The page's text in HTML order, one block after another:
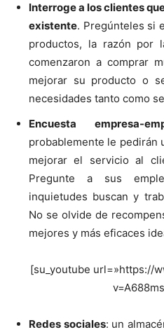
Interroge a los clientes
existente. Pregúnteles si
productos, la razón por
comenzaron a comprar
mejorar su producto o
necesidades tanto como
Encuesta empresa-
probablemente le pedirán
mejorar el servicio al
Pregunte a sus
inquietudes buscan y
No se olvide de
mejores y más eficaces
[su_youtube url=»https://
Redes sociales: un